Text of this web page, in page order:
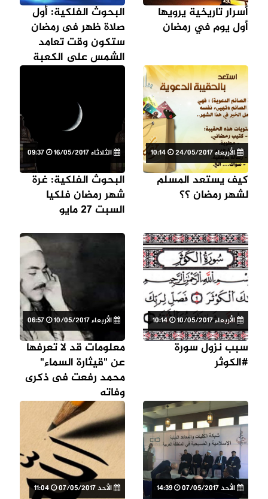
أسرار تاريخية يرويها
أول يوم في رمضان
البحوث الفلكية: أول
صلاة ظهر فى رمضان
ستكون وقت تعامد
الشمس على الكعبة
الأربعاء 24/05/2017
كيف يستعد المسلم
لشهر رمضان ؟؟
الثلاثاء 16/05/2017
البحوث الفلكية: غرة
شهر رمضان فلكيا
السبت 27 مايو
الأربعاء 10/05/2017 10:14
سبب نزول سورة
#الكوثر
الأربعاء 10/05/2017
معلومات قد لا تعرفها
عن "قيثارة السماء"
محمد رفعت فى ذكرى
وفاته
الأحد 07/05/2017 الأحد 07/05/2017 11:04